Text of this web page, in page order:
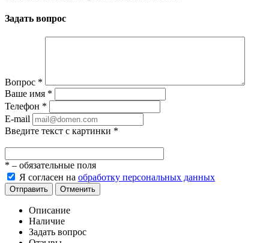
Задать вопрос
Вопрос *
Ваше имя *
Телефон *
E-mail
Введите текст с картинки *
* – обязательные поля
Я согласен на обработку персональных данных
Отправить Отменить
Описание
Наличие
Задать вопрос